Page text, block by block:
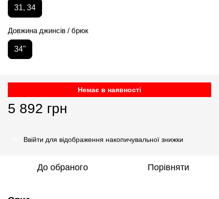
31, 34
Довжина джинсів / брюк
34"
Немає в наявності
5 892 грн
Ввійти для відображення накопичувальної знижки
До обраного Порівняти